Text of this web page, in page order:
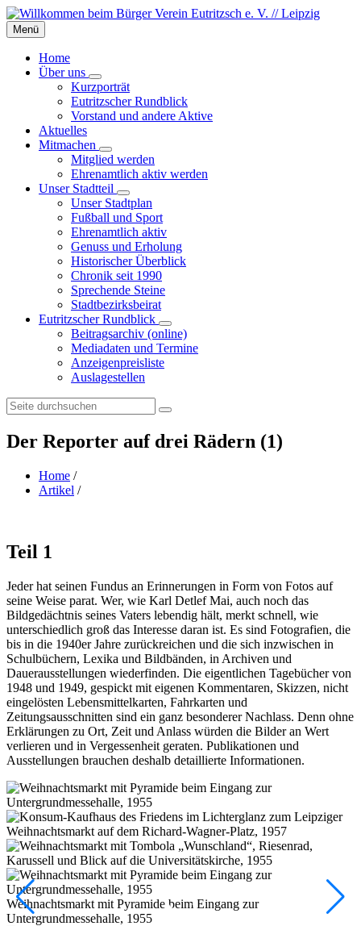
Skip
to
content
Skip
to
left
sidebar
Skip
to
footer
Menü
Home
Über uns
Kurzporträt
Eutritzscher Rundblick
Vorstand und andere Aktive
Aktuelles
Mitmachen
Mitglied werden
Ehrenamtlich aktiv werden
Unser Stadtteil
Unser Stadtplan
Fußball und Sport
Ehrenamtlich aktiv
Genuss und Erholung
Historischer Überblick
Chronik seit 1990
Sprechende Steine
Stadtbezirksbeirat
Eutritzscher Rundblick
Beitragsarchiv (online)
Mediadaten und Termine
Anzeigenpreisliste
Auslagestellen
Search:
Der Reporter auf drei Rädern (1)
Home /
Artikel /
Teil 1
Jeder hat seinen Fundus an Erinnerungen in Form von Fotos auf
seine Weise parat. Wer, wie Karl Detlef Mai, auch noch das
Bildgedächtnis seines Vaters lebendig hält, merkt schnell, wie
unterschiedlich groß das Interesse daran ist. Es sind Fotografien, die
bis in die 1940er Jahre zurückreichen und die sich inzwischen in
Schulbüchern, Lexika und Bildbänden, in Archiven und
Dauerausstellungen wiederfinden. Die eigentlichen Tagebücher von
1948 und 1949, gespickt mit eigenen Kommentaren, Skizzen, nicht
eingelösten Lebensmittelkarten, Fahrkarten und
Zeitungsausschnitten sind ein ganz besonderer Nachlass. Denn ohne
Erklärungen zu Ort, Zeit und Anlass würden die Bilder an Wert
verlieren und in Vergessenheit geraten. Publikationen und
Ausstellungen brauchen deshalb detaillierte Informationen.
Weihnachtsmarkt mit Pyramide beim Eingang zur
Untergrundmessehalle, 1955